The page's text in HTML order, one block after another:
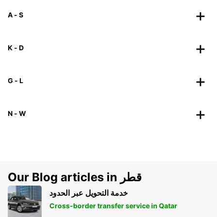
A - S
K - D
G - L
N - W
Our Blog articles in قطر
خدمة التحويل عبر الحدود
Cross-border transfer service in Qatar